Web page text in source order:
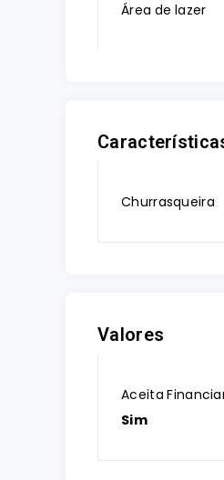
Área de lazer
Churrasqueira
Valores
Aceita
Sim